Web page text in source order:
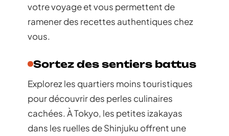
votre voyage et vous permettent de
ramener des recettes authentiques chez
vous.
Sortez des sentiers battus
Explorez les quartiers moins touristiques
pour découvrir des perles culinaires
cachées. À Tokyo, les petites izakayas
dans les ruelles de Shinjuku offrent une